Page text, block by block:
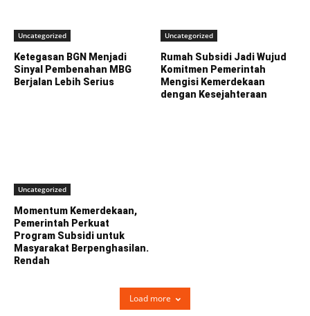
Uncategorized
Ketegasan BGN Menjadi
Sinyal Pembenahan MBG
Berjalan Lebih Serius
Uncategorized
Rumah Subsidi Jadi Wujud
Komitmen Pemerintah
Mengisi Kemerdekaan
dengan Kesejahteraan
Uncategorized
Momentum Kemerdekaan,
Pemerintah Perkuat
Program Subsidi untuk
Masyarakat Berpenghasilan.
Rendah
Load more